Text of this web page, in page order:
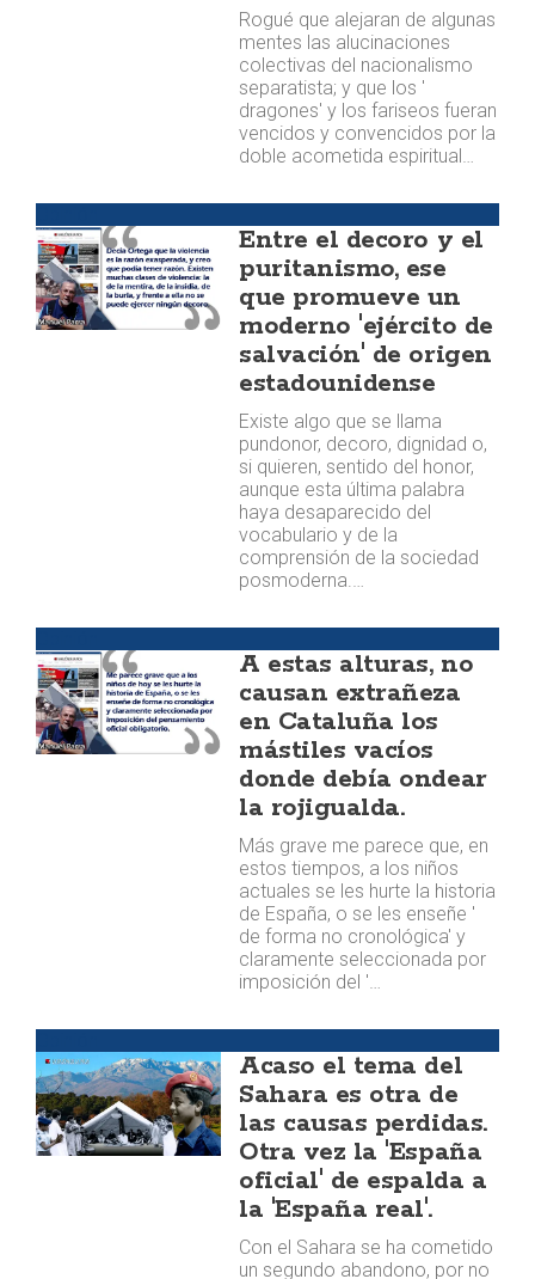
Rogué que alejaran de algunas
mentes las alucinaciones
colectivas del nacionalismo
separatista; y que los '
dragones' y los fariseos fueran
vencidos y convencidos por la
doble acometida espiritual…
Entre el decoro y el
puritanismo, ese
que promueve un
moderno 'ejército de
salvación' de origen
estadounidense
Existe algo que se llama
pundonor, decoro, dignidad o,
si quieren, sentido del honor,
aunque esta última palabra
haya desaparecido del
vocabulario y de la
comprensión de la sociedad
posmoderna.…
A estas alturas, no
causan extrañeza
en Cataluña los
mástiles vacíos
donde debía ondear
la rojigualda.
Más grave me parece que, en
estos tiempos, a los niños
actuales se les hurte la historia
de España, o se les enseñe '
de forma no cronológica' y
claramente seleccionada por
imposición del '…
Acaso el tema del
Sahara es otra de
las causas perdidas.
Otra vez la 'España
oficial' de espalda a
la 'España real'.
Con el Sahara se ha cometido
un segundo abandono, por no